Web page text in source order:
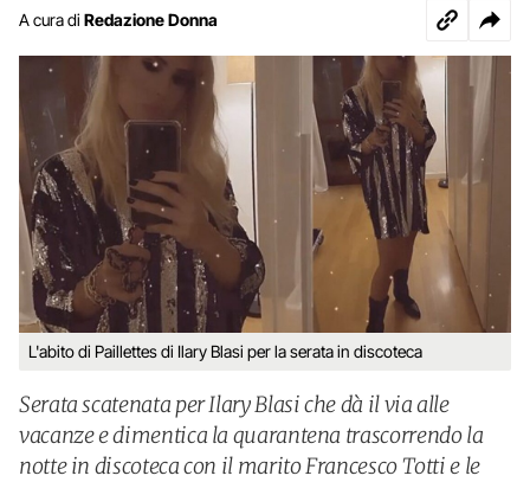
A cura di Redazione Donna
L'abito di Paillettes di Ilary Blasi per la serata in discoteca
Serata scatenata per Ilary Blasi che dà il via alle
vacanze e dimentica la quarantena trascorrendo la
notte in discoteca con il marito Francesco Totti e le